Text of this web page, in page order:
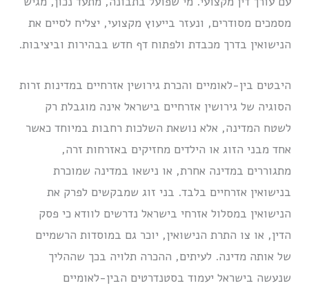
מסמכים מסודרים, ונעזר בייעוץ מקצועי, יצליח לסיים את
הנישואין בדרך מכבדת ולפתוח דף חדש בבהירות וביציבות.
היבטים בין-לאומיים והכרת גירושין אזרחיים במדינות זרות
הסוגיה של גירושין אזרחיים בישראל אינה מוגבלת רק
לשטח המדינה, אלא נושאת השלכות רחבות במיוחד כאשר
אחד מבני הזוג או הילדים מחזיקים באזרחות זרה,
מתגוררים במדינה אחרת, או נישאו במדינה שמוכרת
בנישואין אזרחיים בלבד. בני זוג שמבקשים לפרק את
הנישואין במסלול אזרחי בישראל נדרשים לוודא כי פסק
הדין, או צו התרת הנישואין, יוכר גם במוסדות הרשמיים
של אותה מדינה. לעיתים, ההכרה תלויה בכך שההליך
שנעשה בישראל יעמוד בסטנדרטים הבין-לאומיים